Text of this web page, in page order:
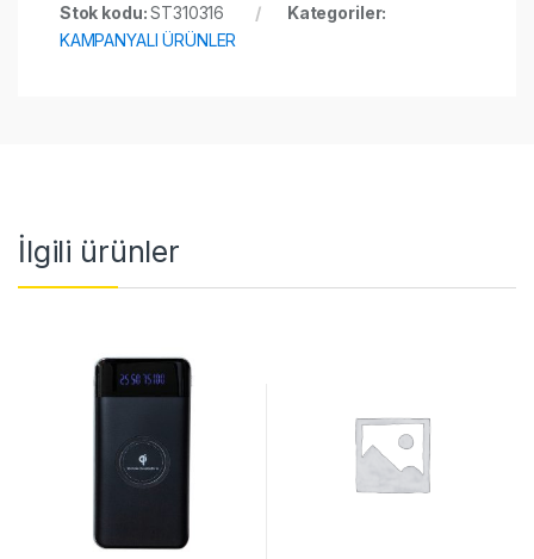
Stok kodu:ST310316
Kategoriler:
KAMPANYALI ÜRÜNLER
İlgili ürünler